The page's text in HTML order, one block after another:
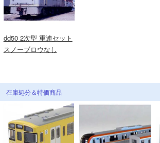
dd50 2次型 重連セット
スノーブロウなし
在庫処分＆特価商品